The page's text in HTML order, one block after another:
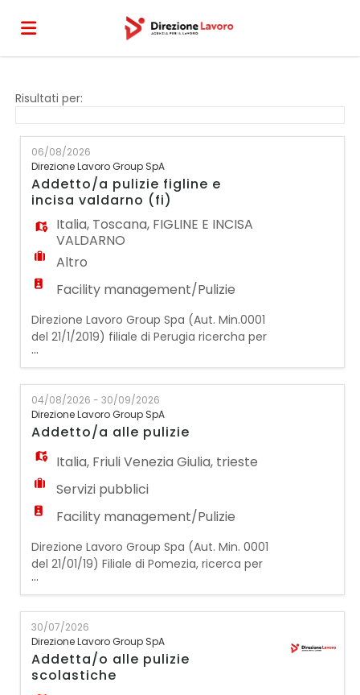
Offerte
di
lavoro
Carica
ilLogin
Risultati per:
06/08/2026
Direzione Lavoro Group SpA
Addetto/a pulizie figline e
incisa valdarno (fi)
Italia, Toscana, FIGLINE E INCISA
VALDARNO
Altro
Facility management/Pulizie
Direzione Lavoro Group Spa (Aut. Min.0001
del 21/1/2019) filiale di Perugia ricercha per
azienda cliente un/una addetto/a alle
pulizie. La risorsa si occuperà della pulizia di
un negozio e sarà inserita con contratto a
tempo determinato. L' orario di lavoro
previsto è di 17 ore settimanali dalle 5.45 alle
10.00 per 4 giorni settimanali dal lunedì
...
04/08/2026 - 30/09/2026
Direzione Lavoro Group SpA
Addetto/a alle pulizie
Italia, Friuli Venezia Giulia, trieste
Servizi pubblici
Facility management/Pulizie
Direzione Lavoro Group Spa (Aut. Min. 0001
del 21/01/19) Filiale di Pomezia, ricerca per
realtà operante nel settore facility, UN/UNA
ADDETTO/A ALLE PULIZIE. Mansioni previste: -
igiene e sanificazione applicando le diverse
metodiche in funzione degli ambienti di
intervento; - servizi realizzati in ambienti
pubblici ad elevata frequenza di person
...
30/07/2026
Direzione Lavoro Group SpA
Addetta/o alle pulizie
scolastiche